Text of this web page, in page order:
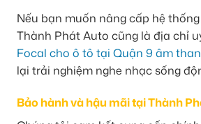
Nếu bạn muốn nâng cấp hệ
Thành Phát Auto cũng là địa chỉ
Focal cho ô tô tại Quận 9 âm
lại trải nghiệm nghe nhạc sống
Bảo hành và hậu mãi tại Thành